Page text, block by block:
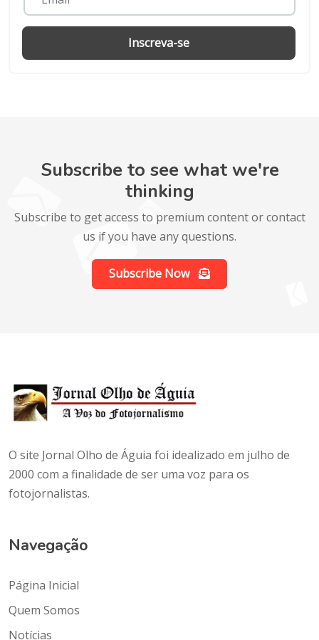
Inscreva-se
Subscribe to see what we're
thinking
Subscribe to get access to premium content or contact
us if you have any questions.
Subscribe Now
O site Jornal Olho de Águia foi idealizado em julho de
2000 com a finalidade de ser uma voz para os
fotojornalistas.
Navegação
Página Inicial
Quem Somos
Notícias